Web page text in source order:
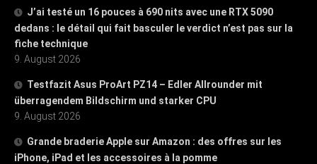
J’ai testé un 16 pouces à 690 nits avec une RTX 5090
dedans : le détail qui fait basculer le verdict n’est pas sur la
fiche technique
9. August 2026
Testfazit Asus ProArt PZ14 – Edler Allrounder mit
überragendem Bildschirm und starker CPU
9. August 2026
Grande braderie Apple sur Amazon : des offres sur les
iPhone, iPad et les accessoires à la pomme